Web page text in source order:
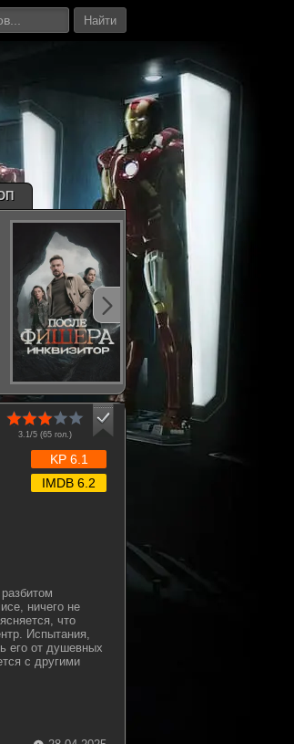
Найти
3.1/5 (65 гол.)
KP 6.1
IMDB 6.2
ничего не
что
Испытания,
его от душевных
с другими